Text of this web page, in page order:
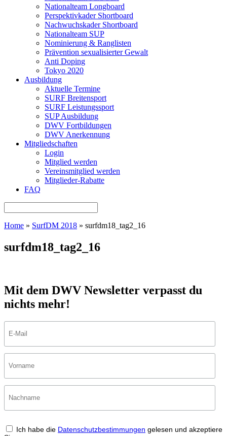
Nationalteam Longboard
Perspektivkader Shortboard
Nachwuchskader Shortboard
Nationalteam SUP
Nominierung & Ranglisten
Prävention sexualisierter Gewalt
Anti Doping
Tokyo 2020
Ausbildung
Aktuelle Termine
SURF Breitensport
SURF Leistungssport
SUP Ausbildung
DWV Fortbildungen
DWV Anerkennung
Mitgliedschaften
Login
Mitglied werden
Vereinsmitglied werden
Mitglieder-Rabatte
FAQ
Home » SurfDM 2018 » surfdm18_tag2_16
surfdm18_tag2_16
Mit dem DWV Newsletter verpasst du
nichts mehr!
Ich habe die Datenschutzbestimmungen gelesen und akzeptiere